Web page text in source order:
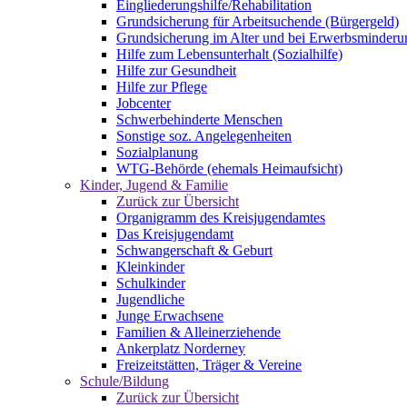
Eingliederungshilfe/Rehabilitation
Grundsicherung für Arbeitsuchende (Bürgergeld)
Grundsicherung im Alter und bei
Hilfe zum Lebensunterhalt (Sozialhilfe)
Hilfe zur Gesundheit
Hilfe zur Pflege
Jobcenter
Schwerbehinderte Menschen
Sonstige soz. Angelegenheiten
Sozialplanung
WTG-Behörde (ehemals Heimaufsicht)
Kinder, Jugend & Familie
Zurück zur Übersicht
Organigramm des Kreisjugendamtes
Das Kreisjugendamt
Schwangerschaft & Geburt
Kleinkinder
Schulkinder
Jugendliche
Junge Erwachsene
Familien & Alleinerziehende
Ankerplatz Norderney
Freizeitstätten, Träger & Vereine
Schule/Bildung
Zurück zur Übersicht